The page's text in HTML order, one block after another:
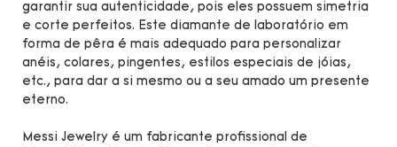
garantir sua autenticidade, pois eles possuem simetria
e corte perfeitos. Este diamante de laboratório em
forma de pêra é mais adequado para personalizar
anéis, colares, pingentes, estilos especiais de jóias,
etc., para dar a si mesmo ou a seu amado um presente
eterno.
Messi Jewelry é um fabricante profissional de